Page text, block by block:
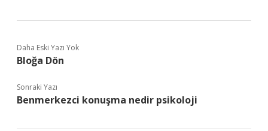
Daha Eski Yazı Yok
Bloğa Dön
Sonraki Yazı
Benmerkezci konuşma nedir psikoloji